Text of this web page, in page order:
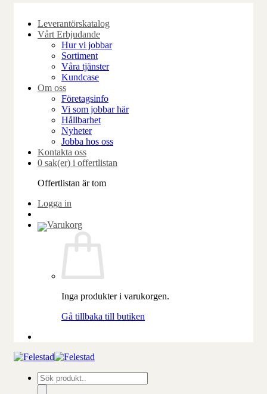
content
Leverantörskatalog
Vårt Erbjudande
Hur vi jobbar
Sortiment
Våra tjänster
Kundcase
Om oss
Företagsinfo
Vi som jobbar här
Hållbarhet
Nyheter
Jobba hos oss
Kontakta oss
0 sak(er) i offertlistan
Offertlistan är tom
Logga in
Inga produkter i varukorgen.
Gå tillbaka till butiken
Produktsökning